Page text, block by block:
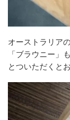
オーストラリア
「ブラウニー」
とついただくと